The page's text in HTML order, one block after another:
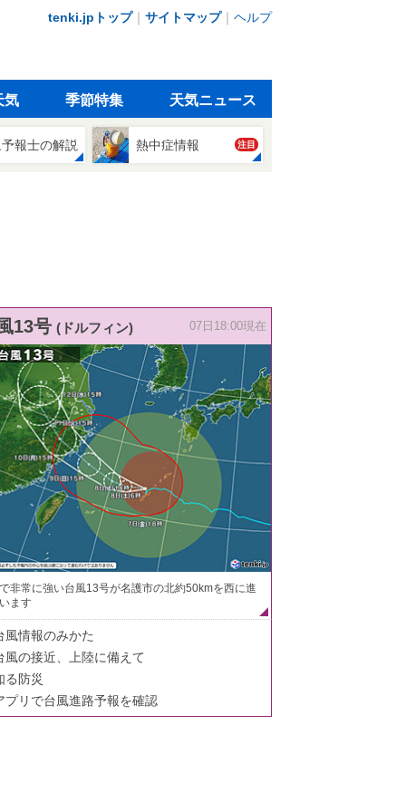
tenki.jpトップ｜ サイトマップ｜ ヘルプ
気 季節特集 天気ニュース
報士の解説 熱中症情報 注目
13号 (ドルフィン) 07日18:00現在
非常に強い台風13号が名護市の北約50kmを西に進
ます
風情報のみかた
風の接近、上陸に備えて
る防災
プリで台風進路予報を確認